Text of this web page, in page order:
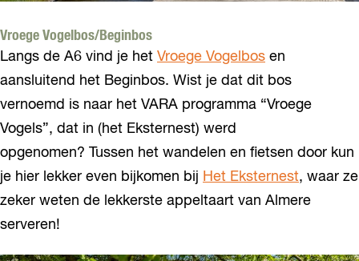
Vroege Vogelbos/Beginbos
Langs de A6 vind je het Vroege Vogelbos en
aansluitend het Beginbos. Wist je dat dit bos
vernoemd is naar het VARA programma “Vroege
Vogels”, dat in (het Eksternest) werd
opgenomen? Tussen het wandelen en fietsen door kun
je hier lekker even bijkomen bij Het Eksternest, waar ze
zeker weten de lekkerste appeltaart van Almere
serveren!